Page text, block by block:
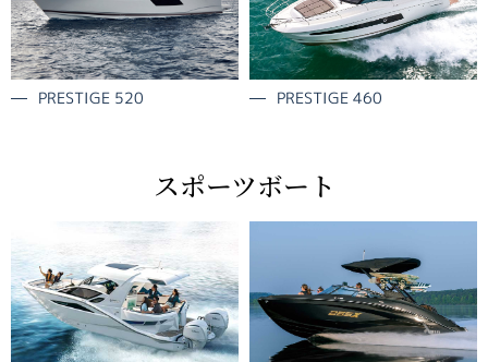
PRESTIGE 520 PRESTIGE 460
スポーツボート